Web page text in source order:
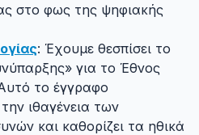
στο φως της ψηφιακής
: Έχουμε θεσπίσει το
για το Έθνος
το έγγραφο
ιθαγένεια των
και καθορίζει τα ηθικά